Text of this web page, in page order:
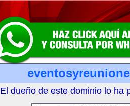
El dueño de este dominio lo ha